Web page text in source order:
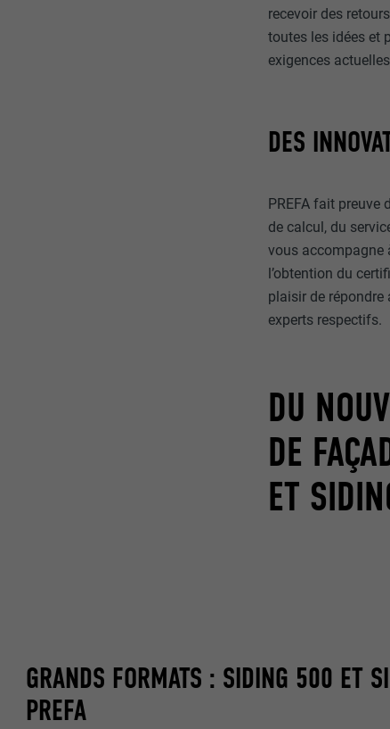
recevoir des
toutes les idées et
exigences
DES
PREFA fait preuve
de calcul, du
vous accompagne
l’obtention du
plaisir de
experts respectifs.
DU
DE
ET
GRANDS FORMATS : SIDING 500 ET
PREFA